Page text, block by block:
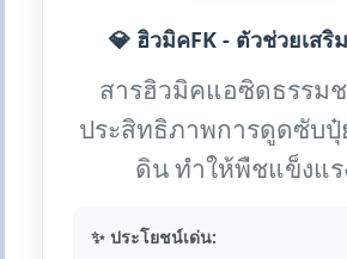
💎 ฮิวมิคFK - ตัวช่วยเสริ
สารฮิวมิคแอซิดธรรม
ประสิทธิภาพการดูดซับปุ๋
ดิน ทำให้พืชแข็งแ
✨ ประโยชน์เด่น: